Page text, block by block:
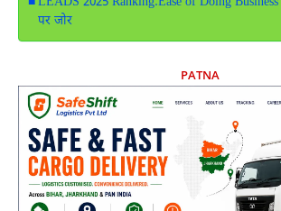
पर जोर
PATNA